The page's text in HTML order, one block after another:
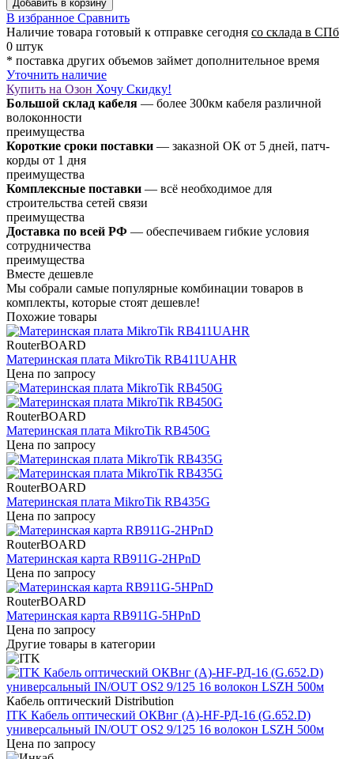
Добавить в корзину
В избранное Сравнить
Наличие товара готовый к отправке сегодня со склада в СПб
0 штук
* поставка других объемов займет дополнительное время
Уточнить наличие
Купить на Озон Хочу Скидку!
Большой склад кабеля — более 300км кабеля различной
волоконности
преимущества
Короткие сроки поставки — заказной ОК от 5 дней, патч-
корды от 1 дня
преимущества
Комплексные поставки — всё необходимое для
строительства сетей связи
преимущества
Доставка по всей РФ — обеспечиваем гибкие условия
сотрудничества
преимущества
Вместе дешевле
Мы собрали самые популярные комбинации товаров в
комплекты, которые стоят дешевле!
Похожие товары
RouterBOARD
Материнская плата MikroTik RB411UAHR
Цена по запросу
RouterBOARD
Материнская плата MikroTik RB450G
Цена по запросу
RouterBOARD
Материнская плата MikroTik RB435G
Цена по запросу
RouterBOARD
Материнская карта RB911G-2HPnD
Цена по запросу
RouterBOARD
Материнская карта RB911G-5HPnD
Цена по запросу
Другие товары в категории
Кабель оптический Distribution
ITK Кабель оптический ОКВнг (А)-HF-РД-16 (G.652.D)
универсальный IN/OUT OS2 9/125 16 волокон LSZH 500м
Цена по запросу